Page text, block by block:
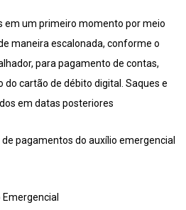
em um primeiro momento por meio
maneira escalonada, conforme o
para pagamento de contas,
do cartão de débito digital. Saques e
em datas posteriores
pagamentos do auxílio emergencial